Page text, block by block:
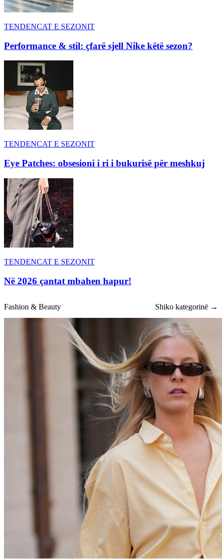
TENDENCAT E SEZONIT
Performance & stil: çfarë sjell Nike këtë sezon?
TENDENCAT E SEZONIT
Eye Patches: obsesioni i ri i bukurisë për meshkuj
TENDENCAT E SEZONIT
Në 2026 çantat mbahen hapur!
Fashion & Beauty Shiko kategorinë →